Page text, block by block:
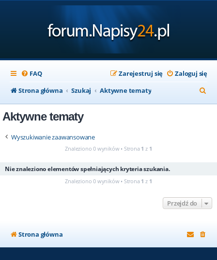
FAQ Zaloguj się
Zarejestruj się
Strona główna
Szukaj Aktywne tematy
z
Aktywne tematy
Wyszukiwanie zaawansowane
Znaleziono 0 wyników • Strona 1 z 1
Nie znaleziono elementów spełniających kryteria szukania.
Znaleziono 0 wyników • Strona 1 z 1
Przejdź do
Strona główna